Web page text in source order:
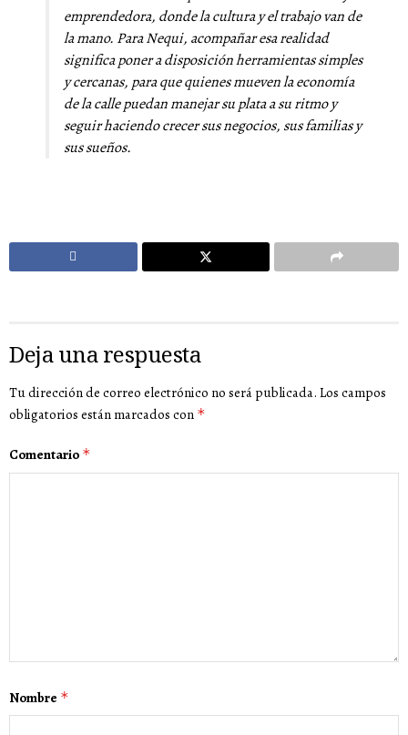
emprendedora, donde la cultura y el trabajo van de
la mano. Para Nequi, acompañar esa realidad
significa poner a disposición herramientas simples
y cercanas, para que quienes mueven la economía
de la calle puedan manejar su plata a su ritmo y
seguir haciendo crecer sus negocios, sus familias y
sus sueños.
Deja una respuesta
Tu dirección de correo electrónico no será publicada. Los campos
obligatorios están marcados con *
Comentario *
Nombre *